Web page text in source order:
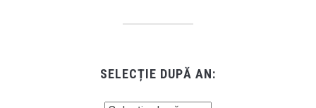
SELECȚIE DUPĂ AN: